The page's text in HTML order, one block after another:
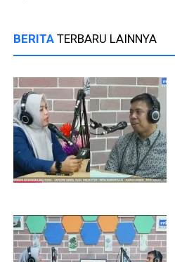
BERITA TERBARU LAINNYA